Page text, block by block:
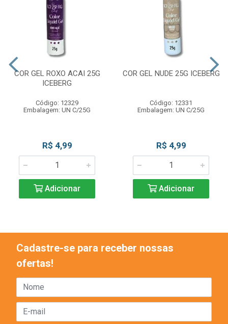
COR GEL ROXO ACAI 25G
ICEBERG
Código: 12329
Embalagem: UN C/25G
R$ 4,99
Adicionar
COR GEL NUDE 25G ICEBERG
Código: 12331
Embalagem: UN C/25G
R$ 4,99
Adicionar
Cadastre-se para receber nossas
ofertas!